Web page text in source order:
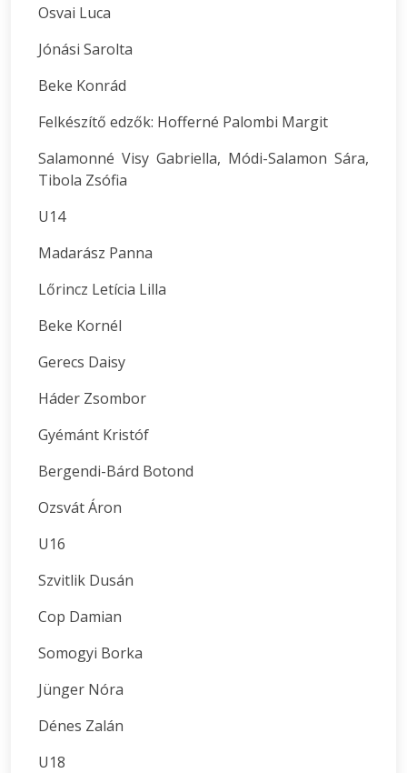
Osvai Luca
Jónási Sarolta
Beke Konrád
Felkészítő edzők: Hofferné Palombi Margit
Salamonné Visy Gabriella, Módi-Salamon Sára,
Tibola Zsófia
U14
Madarász Panna
Lőrincz Letícia Lilla
Beke Kornél
Gerecs Daisy
Háder Zsombor
Gyémánt Kristóf
Bergendi-Bárd Botond
Ozsvát Áron
U16
Szvitlik Dusán
Cop Damian
Somogyi Borka
Jünger Nóra
Dénes Zalán
U18